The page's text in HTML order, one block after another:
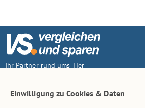
Ihr Partner rund ums Tier
Einwilligung zu Cookies & Daten